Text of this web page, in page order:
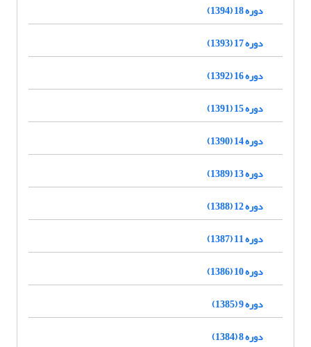
دوره 18 (1394)
دوره 17 (1393)
دوره 16 (1392)
دوره 15 (1391)
دوره 14 (1390)
دوره 13 (1389)
دوره 12 (1388)
دوره 11 (1387)
دوره 10 (1386)
دوره 9 (1385)
دوره 8 (1384)